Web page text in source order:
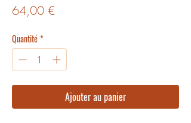
64,00 €Prix
Quantité*
Ajouter au panier